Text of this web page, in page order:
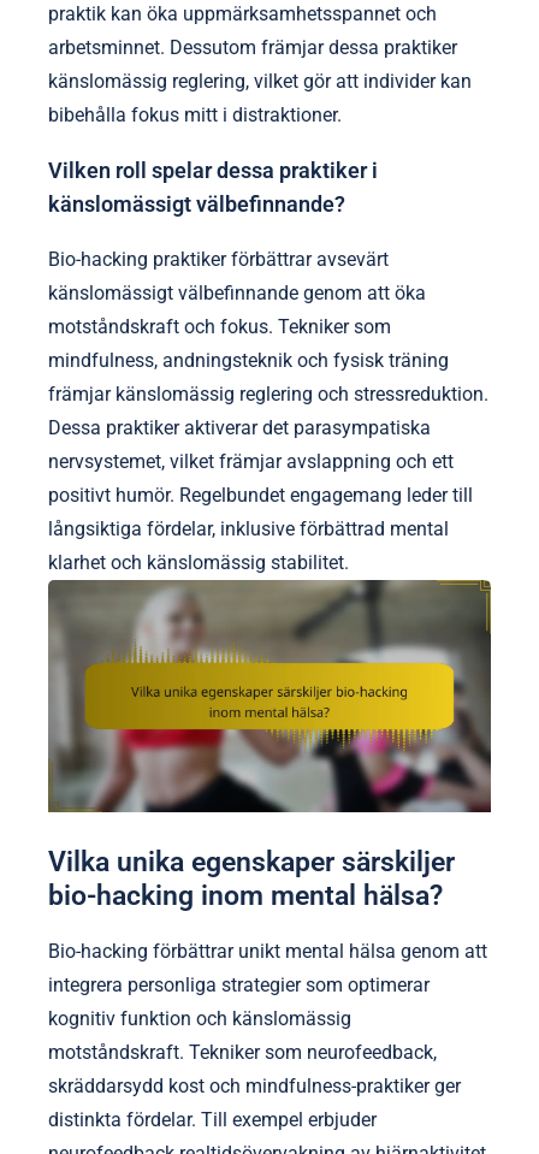
praktik kan öka uppmärksamhetsspannet och
arbetsminnet. Dessutom främjar dessa praktiker
känslomässig reglering, vilket gör att individer kan
bibehålla fokus mitt i distraktioner.
Vilken roll spelar dessa praktiker i
känslomässigt välbefinnande?
Bio-hacking praktiker förbättrar avsevärt
känslomässigt välbefinnande genom att öka
motståndskraft och fokus. Tekniker som
mindfulness, andningsteknik och fysisk träning
främjar känslomässig reglering och stressreduktion.
Dessa praktiker aktiverar det parasympatiska
nervsystemet, vilket främjar avslappning och ett
positivt humör. Regelbundet engagemang leder till
långsiktiga fördelar, inklusive förbättrad mental
klarhet och känslomässig stabilitet.
Vilka unika egenskaper särskiljer
bio-hacking inom mental hälsa?
Bio-hacking förbättrar unikt mental hälsa genom att
integrera personliga strategier som optimerar
kognitiv funktion och känslomässig
motståndskraft. Tekniker som neurofeedback,
skräddarsydd kost och mindfulness-praktiker ger
distinkta fördelar. Till exempel erbjuder